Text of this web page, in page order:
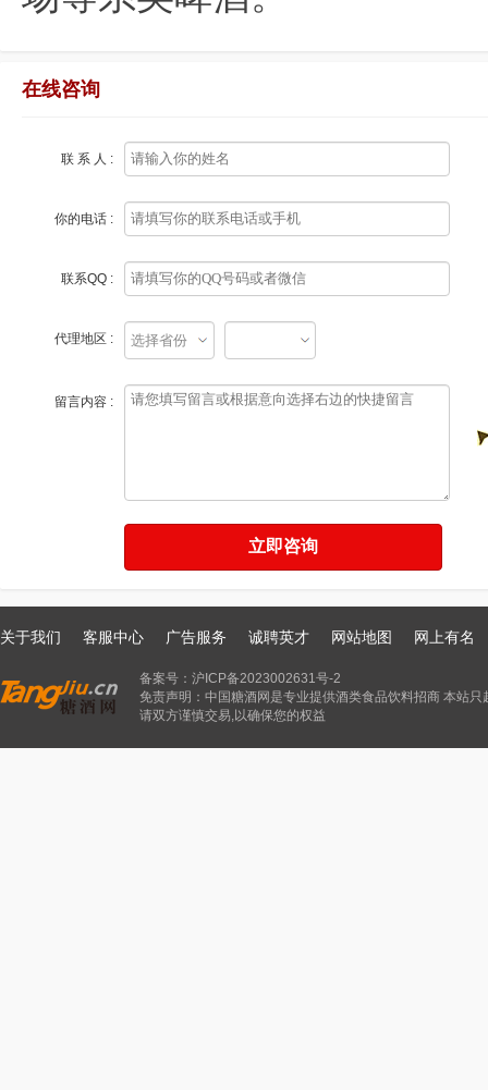
在线咨询
联 系 人 :
你的电话 :
联系QQ :
代理地区 :
留言内容 :
关于我们 客服中心 广告服务 诚聘英才 网站地图 网上有名
备案号： 沪ICP备2023002631号-2
免责声明：中国糖酒网是专业提供酒类食品饮料招商 本站
请双方谨慎交易,以确保您的权益